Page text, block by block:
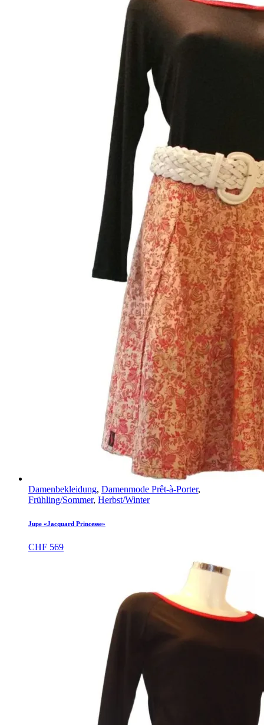
Damenbekleidung, Damenmode Prêt-à-Porter,
Frühling/Sommer, Herbst/Winter
Jupe «Jacquard Princesse»
CHF 569